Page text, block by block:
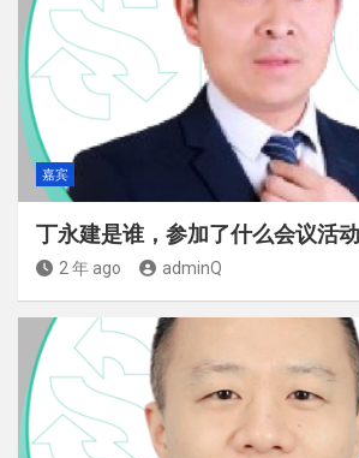
嘉宾
丁永建是谁，参加了什么会议活
2 年 ago adminQ